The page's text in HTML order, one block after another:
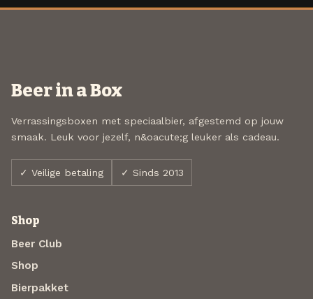
Beer in a Box
Verrassingsboxen met speciaalbier, afgestemd op jouw
smaak. Leuk voor jezelf, n&oacute;g leuker als cadeau.
✓ Veilige betaling ✓ Sinds 2013
Shop
Beer Club
Shop
Bierpakket